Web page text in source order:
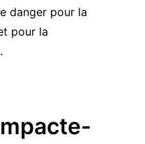
danger pour la
pour la